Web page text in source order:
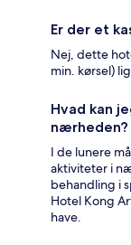
Er der et
Nej, dette
min. kørsel)
Hvad kan
nærheden?
I de lunere
aktiviteter i
behandling i
Hotel Kong
have.